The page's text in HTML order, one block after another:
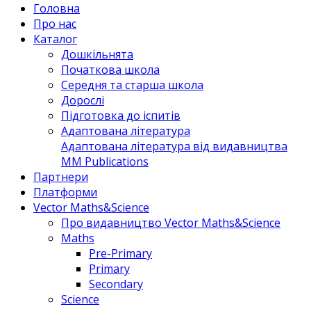
Головна
Про нас
Каталог
Дошкільнята
Початкова школа
Середня та старша школа
Дорослі
Підготовка до іспитів
Адаптована література
Адаптована література від видавництва
MM Publications
Партнери
Платформи
Vector Maths&Science
Про видавництво Vector Maths&Science
Maths
Pre-Primary
Primary
Secondary
Science